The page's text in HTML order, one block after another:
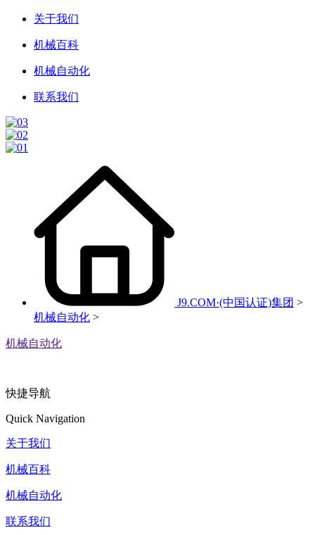
关于我们
机械百科
机械自动化
联系我们
J9.COM·(中国认证)集团 >
机械自动化 >
机械自动化
快捷导航
Quick Navigation
关于我们
机械百科
机械自动化
联系我们